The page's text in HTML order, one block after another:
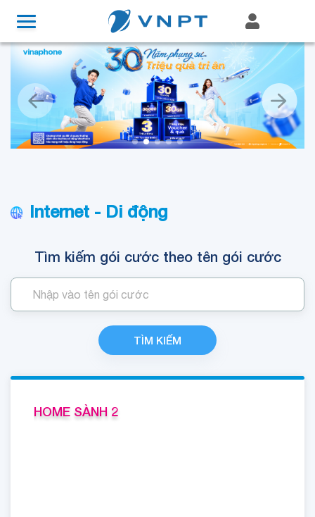
Internet - Di động
Tìm kiếm gói cước theo tên gói cước
TÌM KIẾM
HOME SÀNH 2